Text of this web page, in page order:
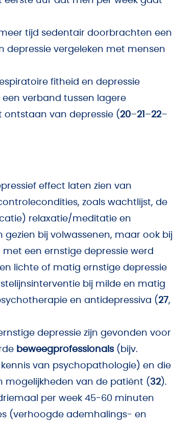
tijd sedentair doorbrachten een
depressie vergeleken met mensen
fitheid en depressie
verband tussen lagere
van depressie ( 20–21 –22–
effect laten zien van
zoals wachtlijst, de
relaxatie/meditatie en
gezien bij volwassenen, maar ook bij
een ernstige depressie werd
lichte of matig ernstige depressie
bij milde en matig
en antidepressiva ( 27,
depressie zijn gevonden voor
beweegprofessionals (bijv.
van psychopathologie) en die
mogelijkheden van de patiënt ( 32).
per week 45-60 minuten
(verhoogde ademhalings- en